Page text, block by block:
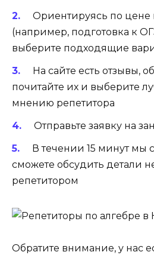
Ориентируясь по
(например, подготовка к
выберите подходящие
На сайте есть отзывы,
почитайте их и выберите
мнению репетитора
Отправьте заявку на
В течении 15 минут мы
сможете обсудить детали
репетитором
Обратите внимание, у нас